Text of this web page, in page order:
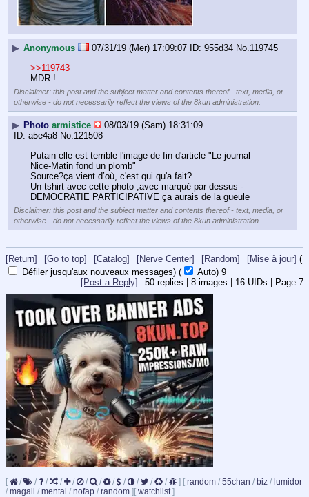
▶ Anonymous 07/31/19 (Mer) 17:09:07 955d34 No.119745
>>119743
MDR !
Disclaimer: this post and the subject matter and contents thereof - text, media, or
otherwise - do not necessarily reflect the views of the 8kun administration.
▶ Photo armistice
08/03/19 (Sam) 18:31:09
a5e4a8 No.121508
Putain elle est terrible l'image de fin d'article "Le journal
Nice-Matin fond un plomb"
Source?ça vient d’où, c'est qui qu'a fait?
Un tshirt avec cette photo ,avec marqué par dessus -
DEMOCRATIE PARTICIPATIVE ça aurais de la gueule
Disclaimer: this post and the subject matter and contents thereof - text, media, or
otherwise - do not necessarily reflect the views of the 8kun administration.
[Return] [Go to top] [Catalog] [Nerve Center] [Random] [Mise à jour] (
Défiler jusqu'aux nouveaux messages) ( Auto) 8
50 replies | 8 images | 16 UIDs | Page 7
[Post a Reply]
[ / / / / / / / / / / / / ] [ random / 55chan / biz / lumidor
/ magali / mental / nofap / random ][ watchlist ]